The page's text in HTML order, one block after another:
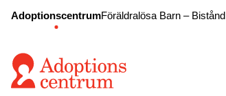
AdoptionscentrumFöräldralösa Barn – Bistånd